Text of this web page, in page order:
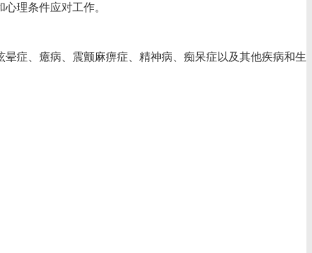
理条件应对工作。
症、癔病、震颤麻痹症、精神病、痴呆症以及其他疾病和生